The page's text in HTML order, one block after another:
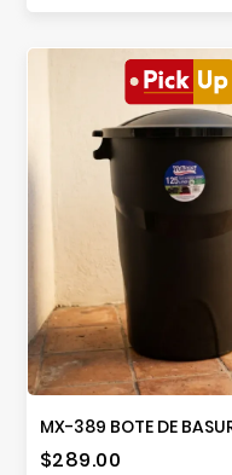
Precio
$289.00